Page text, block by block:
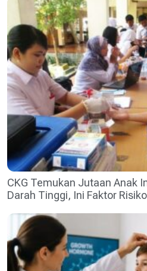
CKG Temukan Jutaan Anak
Darah Tinggi, Ini Faktor